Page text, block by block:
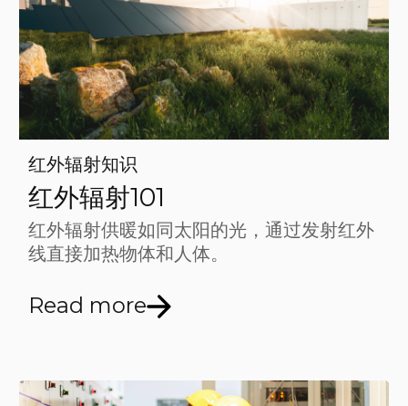
红外辐射知识
红外辐射101
红外辐射供暖如同太阳的光，通过发射红外
线直接加热物体和人体。
Read more